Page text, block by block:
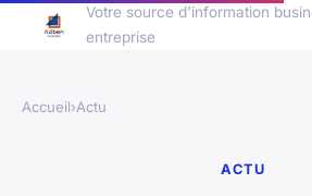
Votre source d'information
entreprise
Accueil›Actu
ACTU